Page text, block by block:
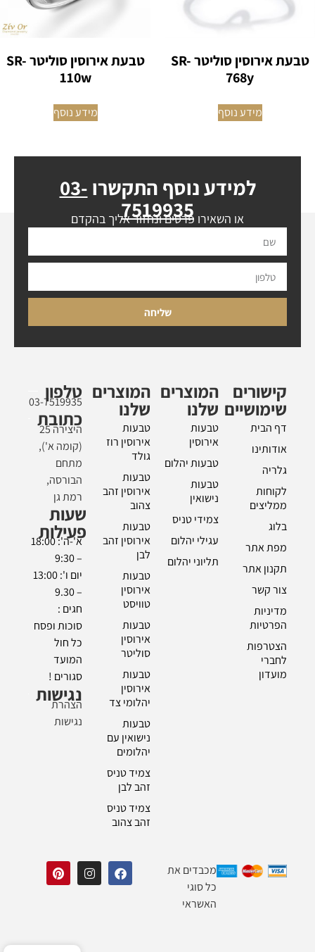
טבעת אירוסין סוליטר SR-
768y
מידע נוסף
טבעת אירוסין סוליטר SR-
110w
מידע נוסף
למידע נוסף התקשרו 03-
7519935
או השאירו פרטים ונחזור אליך בהקדם
שליחה
קישורים
שימושיים
דף הבית
אודותינו
גלריה
לקוחות
ממליצים
בלוג
מפת אתר
תקנון אתר
צור קשר
מדיניות
הפרטיות
הצטרפות
לחברי
מועדון
המוצרים
שלנו
טבעות
אירוסין
טבעות יהלום
טבעות
נישואין
צמידי טניס
עגילי יהלום
תליוני יהלום
המוצרים
שלנו
טבעות
אירוסין רוז
גולד
טבעות
אירוסין זהב
צהוב
טבעות
אירוסין זהב
לבן
טבעות
אירוסין
טוויסט
טבעות
אירוסין
סוליטר
טבעות
אירוסין
יהלומי צד
טבעות
נישואין עם
יהלומים
צמיד טניס
זהב לבן
צמיד טניס
זהב צהוב
טלפון
03-7519935
כתובת
היצירה 25
(קומה א'),
מתחם
הבורסה,
רמת גן
שעות
פעילות
א'-ה': 18:00
– 9:30
יום ו': 13:00
– 9.30
חגים :
סוכות ופסח
כל חול
המועד
סגורים !
נגישות
הצהרת
נגישות
מכבדים את
כל סוגי
האשראי